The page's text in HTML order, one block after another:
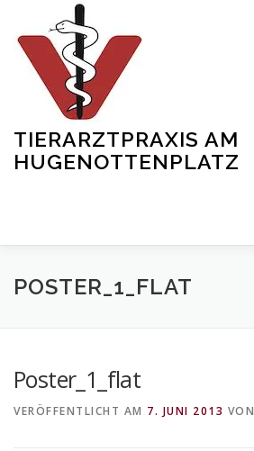
springen
TIERARZTPRAXIS AM
HUGENOTTENPLATZ
START ÜBER UNS
DATENSCHUTZERKLÄRUNG
POSTER_1_FLAT
Poster_1_flat
VERÖFFENTLICHT AM 7. JUNI 2013 VON